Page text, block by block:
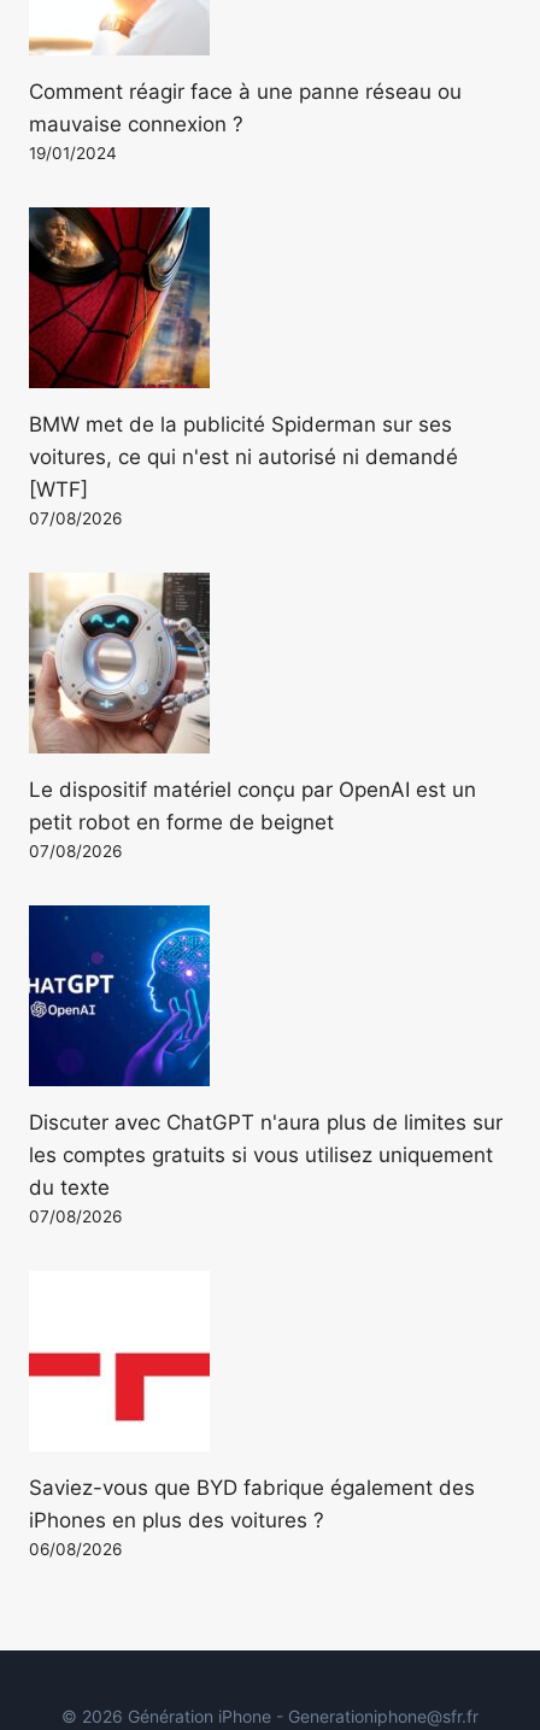
Comment réagir face à une panne réseau ou
mauvaise connexion ?
19/01/2024
BMW met de la publicité Spiderman sur ses
voitures, ce qui n'est ni autorisé ni demandé
[WTF]
07/08/2026
Le dispositif matériel conçu par OpenAI est un
petit robot en forme de beignet
07/08/2026
Discuter avec ChatGPT n'aura plus de limites sur
les comptes gratuits si vous utilisez uniquement
du texte
07/08/2026
Saviez-vous que BYD fabrique également des
iPhones en plus des voitures ?
06/08/2026
© 2026 Génération iPhone - Generationiphone@sfr.fr